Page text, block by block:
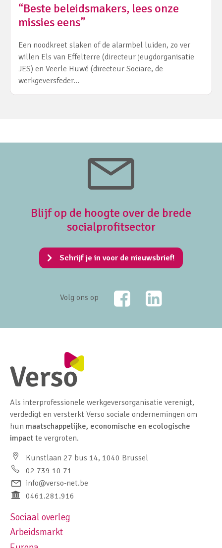
“Beste beleidsmakers, lees onze
missies eens”
Een noodkreet slaken of de alarmbel luiden, zo ver
willen Els van Effelterre (directeur jeugdorganisatie
JES) en Veerle Huwé (directeur Sociare, de
werkgeversfeder…
Blijf op de hoogte over de brede
socialprofitsector
Schrijf je in voor de nieuwsbrief!
Volg ons op
FacebookLinkedIn
Als interprofessionele werkgeversorganisatie verenigt,
verdedigt en versterkt Verso sociale ondernemingen om
hun maatschappelijke, economische en ecologische
impact te vergroten.
Kunstlaan 27 bus 14, 1040 Brussel
02 739 10 71
info@verso-net.be
0461.281.916
Footer navigation left
Sociaal overleg
Arbeidsmarkt